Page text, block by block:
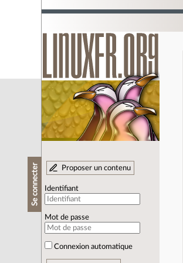
Se connecter Proposer un contenu
Identifiant
Mot de passe
Connexion automatique